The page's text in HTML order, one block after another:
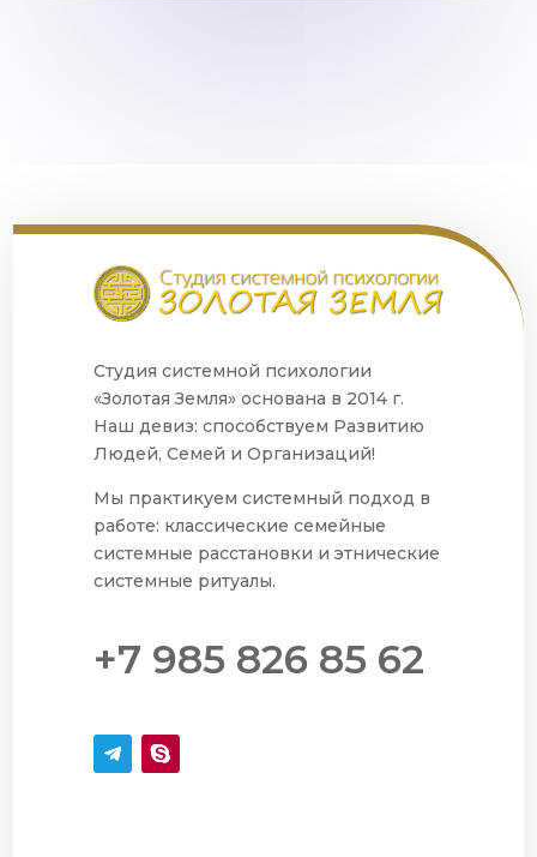
Студия системной психологии
«Золотая Земля» основана в 2014 г.
Наш девиз: способствуем Развитию
Людей, Семей и Организаций!
Мы практикуем системный подход в
работе: классические семейные
системные расстановки и этнические
системные ритуалы.
+7 985 826 85 62